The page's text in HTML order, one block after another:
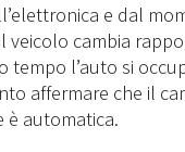
e dal
veicolo cambia
tempo l’auto si
affermare che il
è automatica.